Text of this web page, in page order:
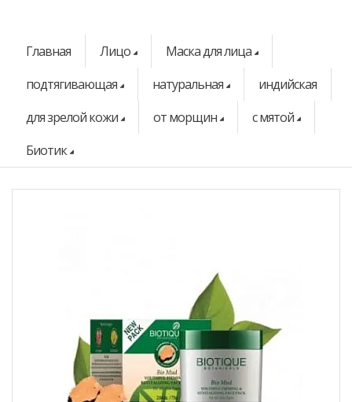
Главная Лицо
Маска для лица
подтягивающая
натуральная
индийская
для зрелой кожи
от морщин
с мятой
Биотик